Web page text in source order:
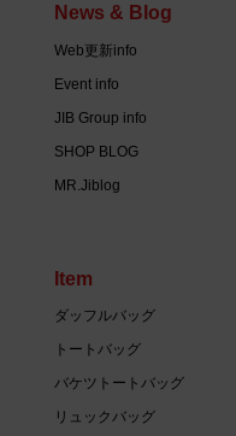
News & Blog
Web更新info
Event info
JIB Group info
SHOP BLOG
MR.Jiblog
Item
ダッフルバッグ
トートバッグ
バケツトートバッグ
リュックバッグ